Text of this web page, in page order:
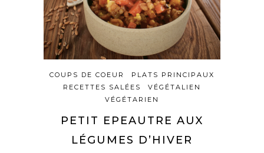
COUPS DE COEUR
PLATS PRINCIPAUX
RECETTES SALÉES
VÉGÉTALIEN
VÉGÉTARIEN
PETIT EPEAUTRE AUX
LÉGUMES D’HIVER